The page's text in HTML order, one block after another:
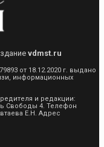
vdmst.ru
от 18.12.2020 г. выдано
информационных
и редакции:
Свободы 4. Телефон
Е.Н. Адрес